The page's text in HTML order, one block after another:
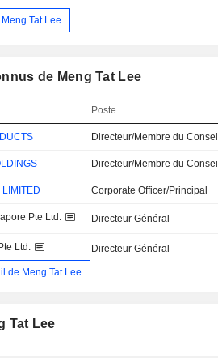
Tat Lee
de Meng Tat Lee
Poste
Directeur/Membre du Conseil
Directeur/Membre du Conseil
LIMITED Corporate Officer/Principal
Pte Ltd. Directeur Général
Ltd. Directeur Général
de Meng Tat Lee
Tat Lee